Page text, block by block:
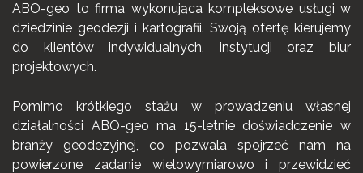
ABO-geo to firma wykonująca kompleksowe usługi w
dziedzinie geodezji i kartografii. Swoją ofertę kierujemy
do klientów indywidualnych, instytucji oraz biur
projektowych.
Pomimo krótkiego stażu w prowadzeniu własnej
działalności ABO-geo ma 15-letnie doświadczenie w
branży geodezyjnej, co pozwala spojrzeć nam na
powierzone zadanie wielowymiarowo i przewidzieć